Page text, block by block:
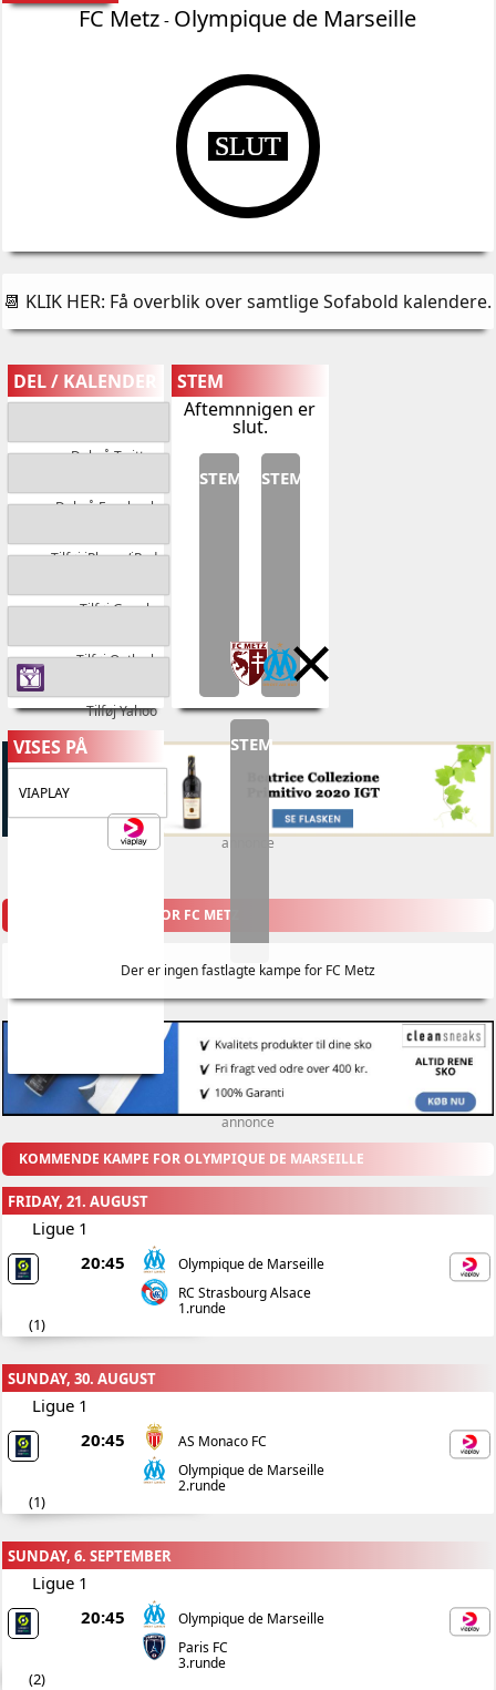
FC Metz - Olympique de Marseille
SLUT
📆 KLIK HER: Få overblik over samtlige Sofabold kalendere.
DEL / KALENDER
Del på Twitter
Del på Facebook
Tilføj iPhone/iPad
Tilføj Google
Tilføj Outlook
Tilføj Yahoo
STEM
Aftemnnigen er
slut.
STEM STEM
STEM
VISES PÅ
VIAPLAY
annonce
KOMMENDE KAMPE FOR FC METZ
Der er ingen fastlagte kampe for FC Metz
annonce
KOMMENDE KAMPE FOR OLYMPIQUE DE MARSEILLE
FRIDAY, 21. AUGUST
Ligue 1
20:45
Olympique de Marseille
RC Strasbourg Alsace
1.runde
(1)
SUNDAY, 30. AUGUST
Ligue 1
20:45
AS Monaco FC
Olympique de Marseille
2.runde
(1)
SUNDAY, 6. SEPTEMBER
Ligue 1
20:45
Olympique de Marseille
Paris FC
3.runde
(2)